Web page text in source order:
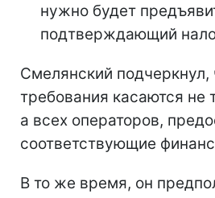
нужно будет
подтверждающий
Смелянский подчеркнул,
требования касаются не
а всех операторов,
соответствующие
В то же время, он